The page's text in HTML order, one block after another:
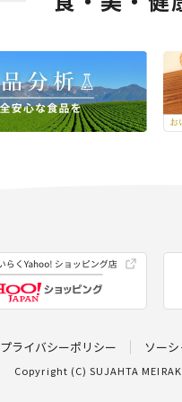
プライバシーポリシー ソー
Copyright (C) SUJAHTA